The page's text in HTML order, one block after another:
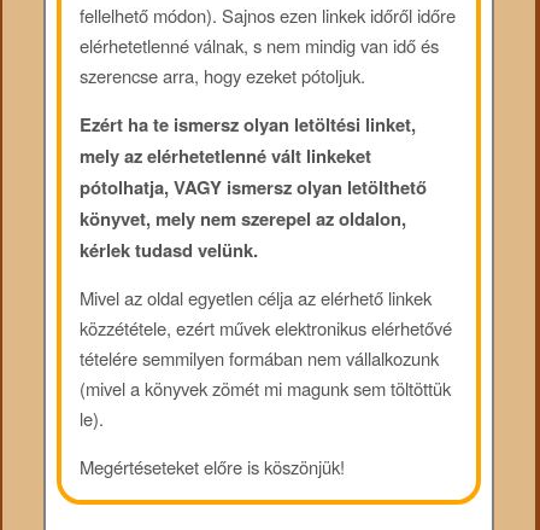
fellelhető módon). Sajnos ezen linkek időről időre
elérhetetlenné válnak, s nem mindig van idő és
szerencse arra, hogy ezeket pótoljuk.
Ezért ha te ismersz olyan letöltési linket,
mely az elérhetetlenné vált linkeket
pótolhatja, VAGY ismersz olyan letölthető
könyvet, mely nem szerepel az oldalon,
kérlek tudasd velünk.
Mivel az oldal egyetlen célja az elérhető linkek
közzététele, ezért művek elektronikus elérhetővé
tételére semmilyen formában nem vállalkozunk
(mivel a könyvek zömét mi magunk sem töltöttük
le).
Megértéseteket előre is köszönjük!